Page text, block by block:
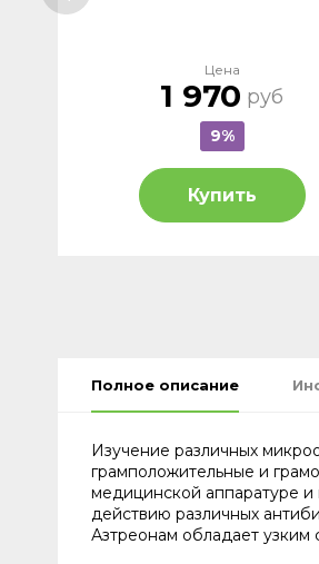
Цена
1 970 руб
9%
Купить
Полное описание
Изучение различных
грамположительные и
медицинской аппаратуре и
действию различных
Азтреонам обладает узким